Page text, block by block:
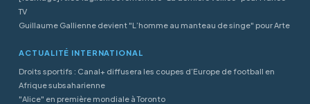
TV
Guillaume Gallienne devient "L’homme au manteau de singe" pour Arte
ACTUALITÉ INTERNATIONAL
Droits sportifs : Canal+ diffusera les coupes d’Europe de football en
Afrique subsaharienne
"Alice" en première mondiale à Toronto